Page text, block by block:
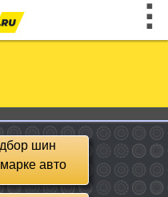
шин
авто